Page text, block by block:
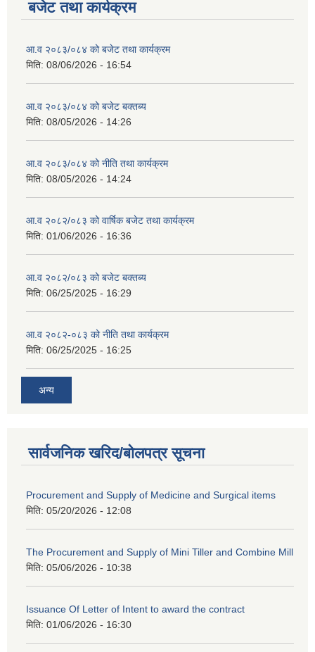
बजेट तथा कार्यक्रम
आ.व २०८३/०८४ को बजेट तथा कार्यक्रम
मिति: 08/06/2026 - 16:54
आ.व २०८३/०८४ को बजेट बक्तब्य
मिति: 08/05/2026 - 14:26
आ.व २०८३/०८४ को नीति तथा कार्यक्रम
मिति: 08/05/2026 - 14:24
आ.व २०८२/०८३ को वार्षिक बजेट तथा कार्यक्रम
मिति: 01/06/2026 - 16:36
आ.व २०८२/०८३ को बजेट बक्तब्य
मिति: 06/25/2025 - 16:29
आ.व २०८२-०८३ को नीति तथा कार्यक्रम
मिति: 06/25/2025 - 16:25
अन्य
सार्वजनिक खरिद/बोलपत्र सूचना
Procurement and Supply of Medicine and Surgical items
मिति: 05/20/2026 - 12:08
The Procurement and Supply of Mini Tiller and Combine Mill
मिति: 05/06/2026 - 10:38
Issuance Of Letter of Intent to award the contract
मिति: 01/06/2026 - 16:30